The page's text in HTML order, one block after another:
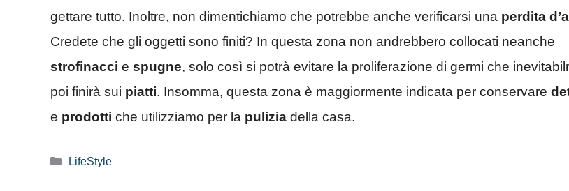
gettare tutto. Inoltre, non dimentichiamo che potrebbe anche verificarsi una perdita
Credete che gli oggetti sono finiti? In questa zona non andrebbero collocati neanche
strofinacci e spugne, solo così si potrà evitare la proliferazione di germi che
poi finirà sui piatti. Insomma, questa zona è maggiormente indicata per conservare
e prodotti che utilizziamo per la pulizia della casa.
Categorie
LifeStyle